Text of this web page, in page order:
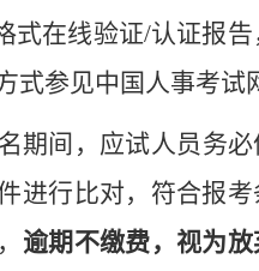
式在线验证/认证报
式参见中国人事考试
期间，应试人员务
进行比对，符合报
逾期不缴费，视为